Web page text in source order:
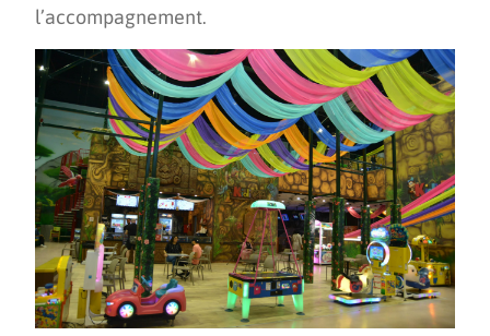
l’accompagnement.